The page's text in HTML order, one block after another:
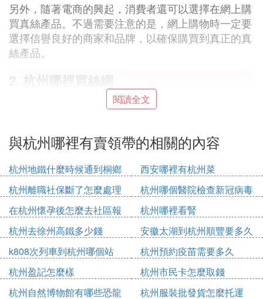
另外，隨著電商的興起，消費者還可以選擇在網上購
買真絲產品。不過需要注意的是，網上購物時一定要
選擇信譽良好的商家和品牌，以確保購買到真正的真
絲產品。
2. 杭州哪裡買絲綢
杭州買絲綢的最佳地點是中國絲綢城。
間，這里匯聚了600餘家絲綢商戶，是杭州乃至全國
最大的絲綢專業批發、零售市場。該市場不僅產品種
類繁多，包括各種真絲面料、絲綢服裝、絲織工藝
品、圍巾、領帶等，而且價格相對合理，適合不同層
次的消費者。此外，中國絲綢城還因其古樸的建築風
格和濃厚的文化氣息而聞名，遊客在購物的同時還能
感受到濃厚的絲綢文化氛圍。
具體來說，中國絲綢城的優勢在於：
*品種齊全：無論是高端的真絲製品還是性價比較高
的絲綢商品，這里都能找到，滿足不同消費者的需
閱讀全文
與杭州哪裡有賣領帶的相關的內容
杭州地鐵什麼時候通到桐鄉
西安哪裡有杭州菜
杭州離職社保斷了怎麼處理
杭州哪個醫院檢查新冠病毒
在杭州懷孕後怎麼去社區報
備
杭州哪裡看腎
杭州去徐州高鐵多少錢
安徽太湖到杭州順豐要多久
k808次列車到杭州哪個站
杭州預約疫苗需要多久
杭州盈記怎麼樣
杭州市民卡怎麼取錢
杭州自然博物館有哪些恐龍
杭州服裝批發貨怎麼托運